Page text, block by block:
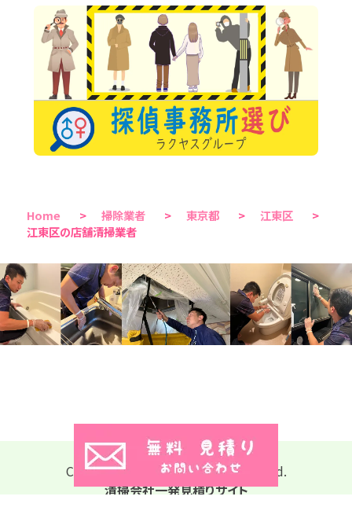
Home > 掃除業者 > 東京都 > 江東区
>
江東区の店舗清掃業者
Copyright © 2026 All Rights Reserved.
清掃会社一発見積りサイト